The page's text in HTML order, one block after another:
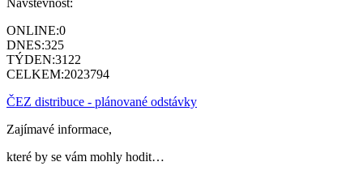
ONLINE:0
DNES:325
TÝDEN:3122
CELKEM:2023794
ČEZ distribuce - plánované odstávky
Zajímavé informace,
které by se vám mohly hodit…